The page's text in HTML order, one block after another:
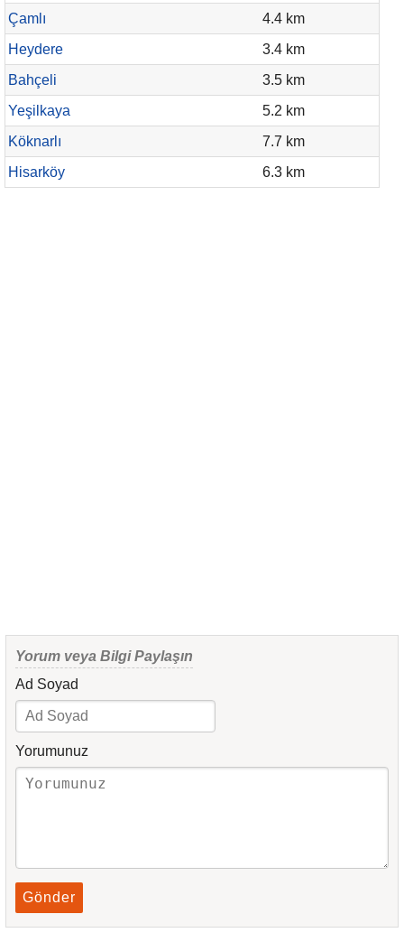
Çamlı
4.4 km
Heydere
3.4 km
Bahçeli
3.5 km
Yeşilkaya
5.2 km
Köknarlı
7.7 km
Hisarköy
6.3 km
Yorum veya Bilgi Paylaşın
Ad Soyad
Yorumunuz
Gönder